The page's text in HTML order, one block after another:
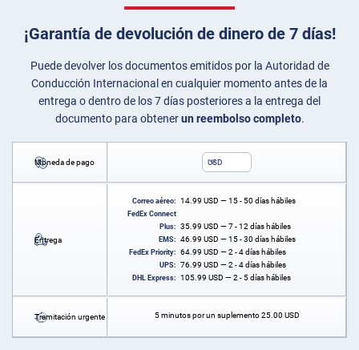
¡Garantía de devolución de dinero de 7 días!
Puede devolver los documentos emitidos por la Autoridad de
Conducción Internacional en cualquier momento antes de la
entrega o dentro de los 7 días posteriores a la entrega del
documento para obtenerun reembolso completo.
Moneda de pago USD
Entrega
Correo aéreo: 14.99 USD — 15 - 50 días hábiles
FedEx Connect
Plus: 35.99 USD — 7 - 12 días hábiles
EMS: 46.99 USD — 15 - 30 días hábiles
FedEx Priority: 64.99 USD — 2 - 4 días hábiles
UPS: 76.99 USD — 2 - 4 días hábiles
DHL Express: 105.99 USD — 2 - 5 días hábiles
Tramitación urgente 5 minutos por un suplemento25.00 USD